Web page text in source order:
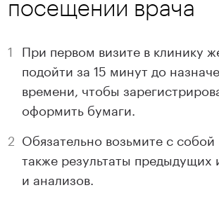
посещении врача
При первом визите в клинику
подойти за 15 минут до
времени, чтобы
оформить бумаги.
Обязательно возьмите с собой
также результаты предыдущих
и анализов.